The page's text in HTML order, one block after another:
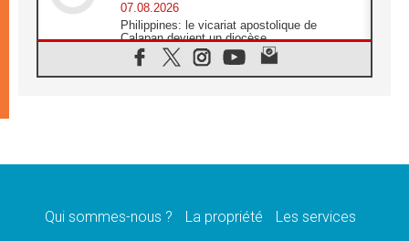
07.08.2026
Philippines: le vicariat apostolique de
Calapan devient un diocèse
07.08.2026
Congo-Brazzaville : le 15 août, entre
une signature»
Qui sommes-nous ? La propriété Les services